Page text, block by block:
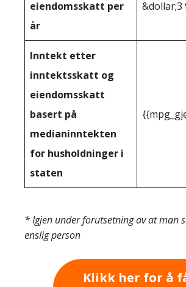
eiendomsskatt per
år
&dollar;3
Inntekt etter
inntektsskatt og
eiendomsskatt
basert på
medianinntekten
for husholdninger i
staten
* Igjen under forutsetning av at man
enslig person
Klikk her for å